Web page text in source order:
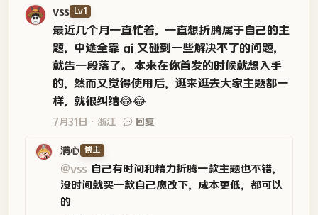
vss Lv1
最近几个月一直忙着，一直想折腾属于自己的主
题，中途全靠 ai 又碰到一些解决不了的问题，
就告一段落了。 本来在你首发的时候就想入手
的，然而又觉得使用后，逛来逛去大家主题都一
样，就很纠结😂😂
7月31日 浙江 回复
满心 博主
@vss 自己有时间和精力折腾一款主题也不错，
没时间就买一款自己魔改下，成本更低，都可以
的